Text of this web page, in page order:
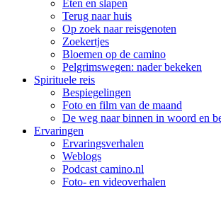
Eten en slapen
Terug naar huis
Op zoek naar reisgenoten
Zoekertjes
Bloemen op de camino
Pelgrimswegen: nader bekeken
Spirituele reis
Bespiegelingen
Foto en film van de maand
De weg naar binnen in woord en
Ervaringen
Ervaringsverhalen
Weblogs
Podcast camino.nl
Foto- en videoverhalen